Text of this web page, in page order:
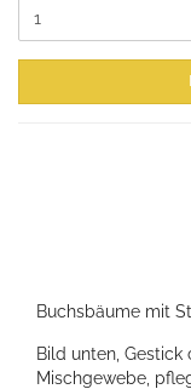
Buchsbäume mit
Bild unten, Gestick
Mischgewebe,